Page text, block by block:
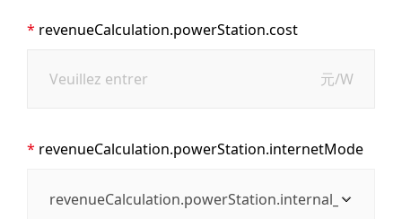
revenueCalculation.powerStation.cost
元/W
revenueCalculation.powerStation.internetMode